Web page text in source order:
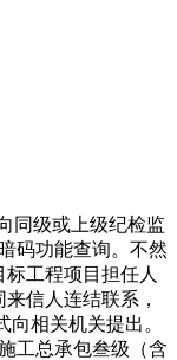
同级或上级纪检监
码功能查询。不然
工程项目担任人
信人连结联系，
相关机关提出。
工总承包叁级（含